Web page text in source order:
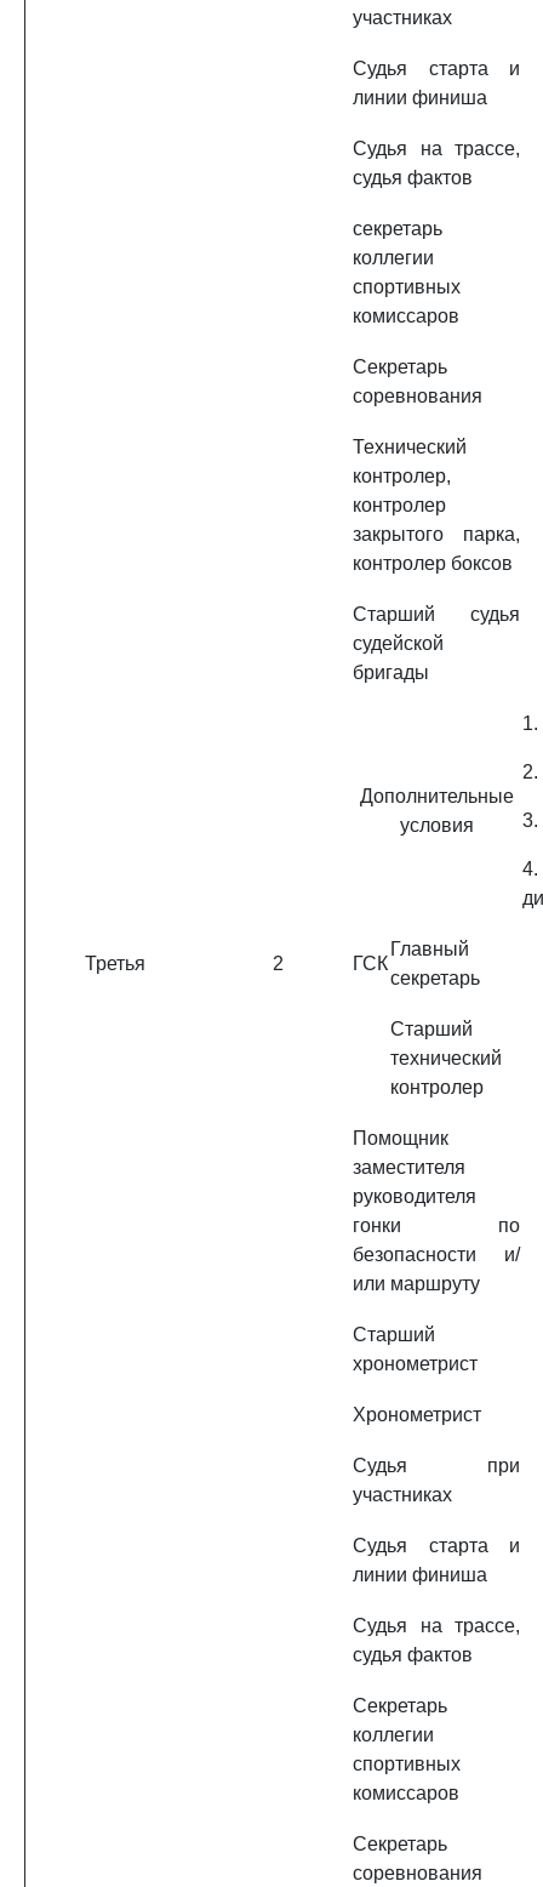
участниках
Судья старта и
линии финиша
Судья на трассе,
судья фактов
секретарь
коллегии
спортивных
комиссаров
Секретарь
соревнования
Технический
контролер,
контролер
закрытого парка,
контролер боксов
Старший судья
судейской
бригады
Дополнительные
условия
1.
2.
3.
4.
Третья 2 ГСК
Главный
секретарь
Старший
технический
контролер
Помощник
заместителя
руководителя
гонки по
безопасности и/
или маршруту
Старший
хронометрист
Хронометрист
Судья при
участниках
Судья старта и
линии финиша
Судья на трассе,
судья фактов
Секретарь
коллегии
спортивных
комиссаров
Секретарь
соревнования